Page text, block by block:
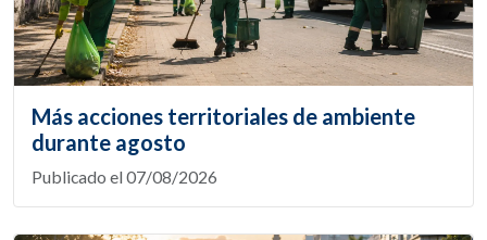
Más acciones territoriales de ambiente
durante agosto
Publicado el 07/08/2026